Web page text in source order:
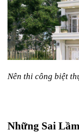
Nên thi công biệt
Những Sai